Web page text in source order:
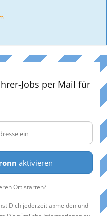
Jobs per Mail für
aktivieren
Ort starten?
Dich jederzeit abmelden und